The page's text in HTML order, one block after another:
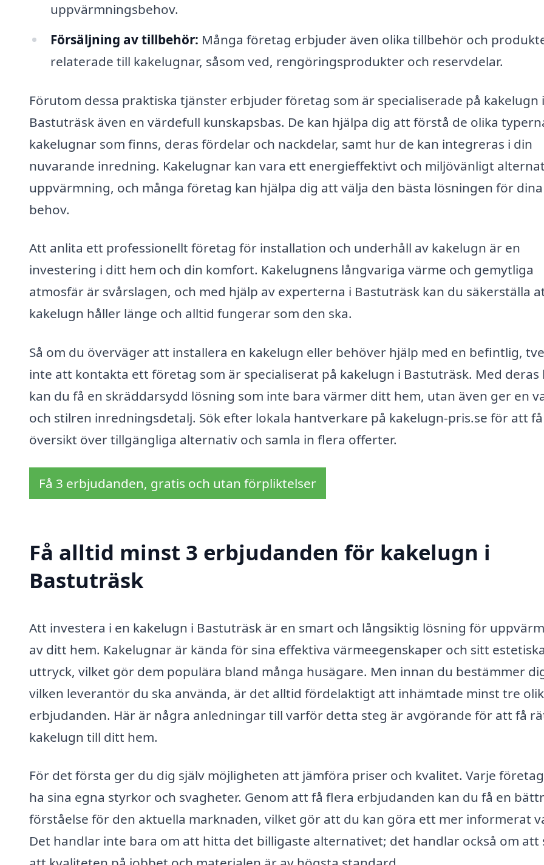
uppvärmningsbehov.
Försäljning av tillbehör: Många företag erbjuder även olika tillbehör och
relaterade till kakelugnar, såsom ved, rengöringsprodukter och reservdelar.
Förutom dessa praktiska tjänster erbjuder företag som är specialiserade på kakelugn i
Bastuträsk även en värdefull kunskapsbas. De kan hjälpa dig att förstå de olika
kakelugnar som finns, deras fördelar och nackdelar, samt hur de kan integreras i din
nuvarande inredning. Kakelugnar kan vara ett energieffektivt och miljövänligt
uppvärmning, och många företag kan hjälpa dig att välja den bästa lösningen för dina
behov.
Att anlita ett professionellt företag för installation och underhåll av kakelugn är en
investering i ditt hem och din komfort. Kakelugnens långvariga värme och gemytliga
atmosfär är svårslagen, och med hjälp av experterna i Bastuträsk kan du säkerställa
kakelugn håller länge och alltid fungerar som den ska.
Så om du överväger att installera en kakelugn eller behöver hjälp med en befintlig,
inte att kontakta ett företag som är specialiserat på kakelugn i Bastuträsk. Med deras
kan du få en skräddarsydd lösning som inte bara värmer ditt hem, utan även ger en
och stilren inredningsdetalj. Sök efter lokala hantverkare på kakelugn-pris.se för att
översikt över tillgängliga alternativ och samla in flera offerter.
Få 3 erbjudanden, gratis och utan förpliktelser
Få alltid minst 3 erbjudanden för kakelugn i
Bastuträsk
Att investera i en kakelugn i Bastuträsk är en smart och långsiktig lösning för
av ditt hem. Kakelugnar är kända för sina effektiva värmeegenskaper och sitt estetiska
uttryck, vilket gör dem populära bland många husägare. Men innan du bestämmer
vilken leverantör du ska använda, är det alltid fördelaktigt att inhämtade minst tre
erbjudanden. Här är några anledningar till varför detta steg är avgörande för att få
kakelugn till ditt hem.
För det första ger du dig själv möjligheten att jämföra priser och kvalitet. Varje
ha sina egna styrkor och svagheter. Genom att få flera erbjudanden kan du få en
förståelse för den aktuella marknaden, vilket gör att du kan göra ett mer informerat
Det handlar inte bara om att hitta det billigaste alternativet; det handlar också om att